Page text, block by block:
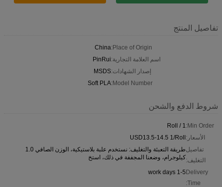
تفاصيل المنتج
Place of Origin:
China
اسم العلامة التجارية:PinRui
إصدار الشهادات:MSDS
Model Number:
Soft PLA
شروط الدفع والشحن
Min Order:
1 / Roll
الأسعار:USD13.5-14.5 1/Roll
تفاصيل
التغليف:
طريقة التعبئة والتغليف: نستخدم علبة بلاستيكية، الوزن الصافي 1.0
كيلوجرام، وضعنا المجففة في ذلك، استخ
Delivery
Time:
1-5 work days